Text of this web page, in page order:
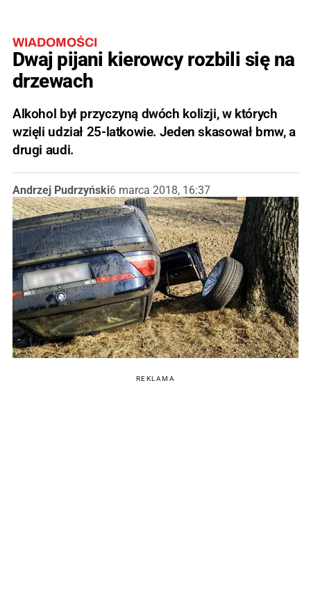
WIADOMOŚCI
Dwaj pijani kierowcy rozbili się na
drzewach
Alkohol był przyczyną dwóch kolizji, w których
wzięli udział 25-latkowie. Jeden skasował bmw, a
drugi audi.
Andrzej Pudrzyński6 marca 2018, 16:37
REKLAMA